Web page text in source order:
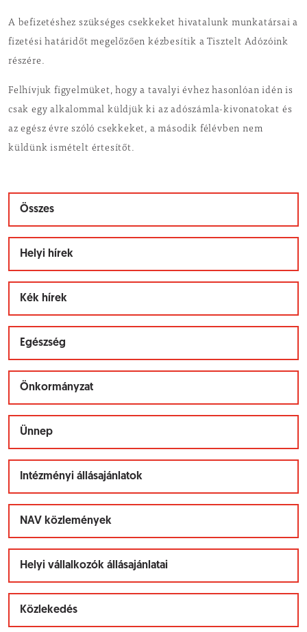
A befizetéshez szükséges csekkeket hivatalunk munkatársai a
fizetési határidőt megelőzően kézbesítik a Tisztelt Adózóink
részére.
Felhívjuk figyelmüket, hogy a tavalyi évhez hasonlóan idén is
csak egy alkalommal küldjük ki az adószámla-kivonatokat és
az egész évre szóló csekkeket, a második félévben nem
küldünk ismételt értesítőt.
Összes
Helyi hírek
Kék hírek
Egészség
Önkormányzat
Ünnep
Intézményi állásajánlatok
NAV közlemények
Helyi vállalkozók állásajánlatai
Közlekedés